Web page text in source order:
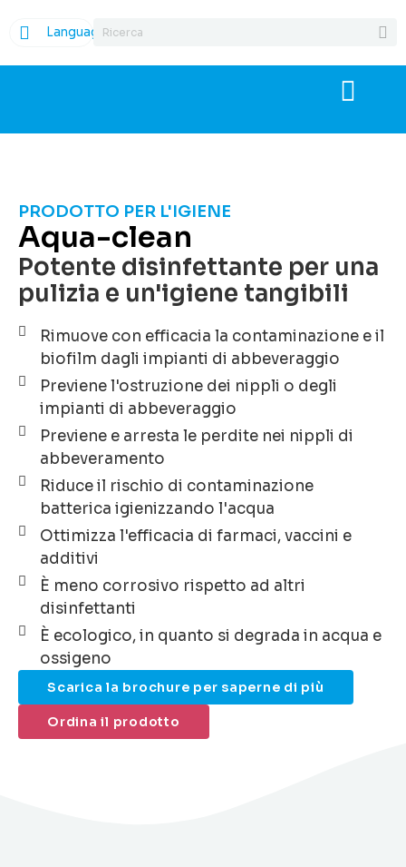
Language
PRODOTTO PER L'IGIENE
Aqua-clean
Potente disinfettante per una
pulizia e un'igiene tangibili
Rimuove con efficacia la contaminazione e il
biofilm dagli impianti di abbeveraggio
Previene l'ostruzione dei nippli o degli
impianti di abbeveraggio
Previene e arresta le perdite nei nippli di
abbeveramento
Riduce il rischio di contaminazione
batterica igienizzando l'acqua
Ottimizza l'efficacia di farmaci, vaccini e
additivi
È meno corrosivo rispetto ad altri
disinfettanti
È ecologico, in quanto si degrada in acqua e
ossigeno
Scarica la brochure per saperne di più
Ordina il prodotto